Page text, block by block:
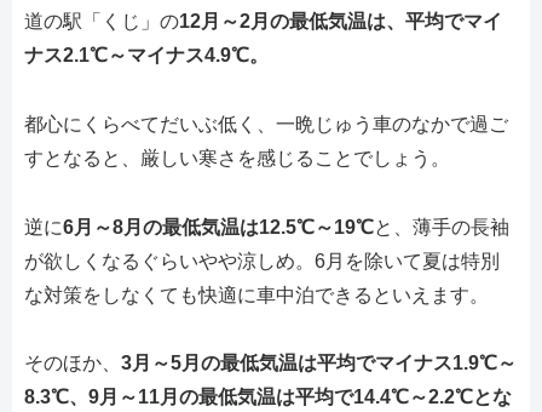
道の駅「くじ」の12月～2月の最低気温は、平均でマイ
ナス2.1℃～マイナス4.9℃。
都心にくらべてだいぶ低く、一晩じゅう車のなかで過ご
すとなると、厳しい寒さを感じることでしょう。
逆に6月～8月の最低気温は12.5℃～19℃と、薄手の長袖
が欲しくなるぐらいやや涼しめ。6月を除いて夏は特別
な対策をしなくても快適に車中泊できるといえます。
そのほか、 3月～5月の最低気温は平均でマイナス1.9℃～
8.3℃、9月～11月の最低気温は平均で14.4℃～2.2℃とな